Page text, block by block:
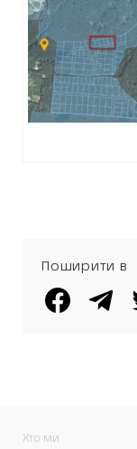
самобудів у
Лісопарку:
перевірить
ділянку
адвокатки
Кернеса та
Добкіна –
Поширити в
Хто ми